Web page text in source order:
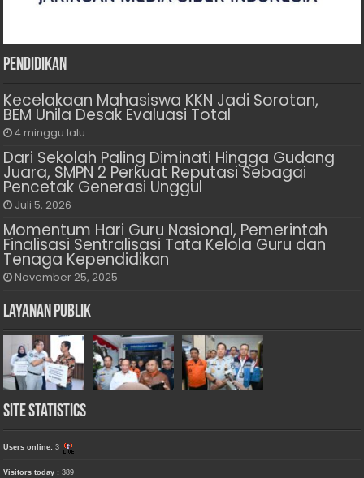
Pendidikan
Kecelakaan Mahasiswa KKN Jadi Sorotan,
BEM Unila Desak Evaluasi Total
4 minggu lalu
Dari Sekolah Paling Diminati Hingga Gudang
Juara, SMPN 2 Perkuat Reputasi Sebagai
Pencetak Generasi Unggul
Juli 5, 2026
Momentum Hari Guru Nasional, Pemerintah
Finalisasi Sentralisasi Tata Kelola Guru dan
Tenaga Kependidikan
November 25, 2025
Layanan Publik
Site Statistics
Users online:3
Visitors today :389